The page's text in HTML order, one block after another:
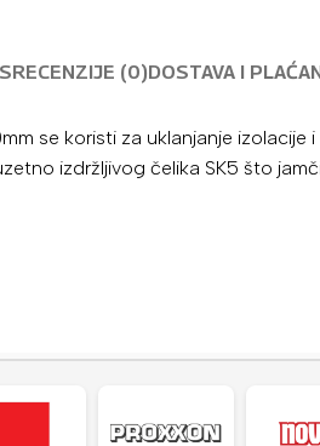
RECENZIJE (0)DOSTAVA I
se koristi za uklanjanje izolacije
izdržljivog čelika SK5 što